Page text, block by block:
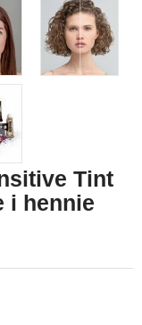
Tint
i hennie